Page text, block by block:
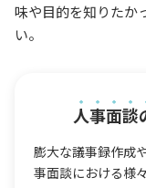
味や目的を知りたか
い。
人事面談
膨大な議事録作成
事面談における様